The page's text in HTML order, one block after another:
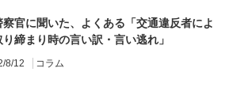
察官に聞いた、よくある「交通違反者によ
り締まり時の言い訳・言い逃れ」
8/12 コラム